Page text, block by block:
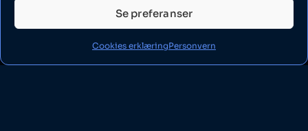
Se preferanser
Cookies erklæringPersonvern
Neptun Media ASK